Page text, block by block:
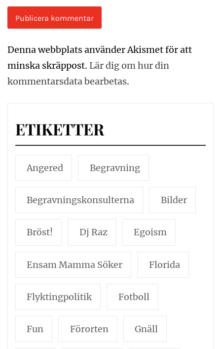
Denna webbplats använder Akismet för att
minska skräppost. Lär dig om hur din
kommentarsdata bearbetas.
ETIKETTER
Angered Begravning
Begravningskonsulterna Bilder
Bröst! Dj Raz Egoism
Ensam Mamma Söker Florida
Flyktingpolitik Fotboll
Fun Förorten Gnäll